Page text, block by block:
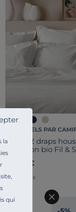
la
qui
ESSENTIELS PAR
Lot de 2 draps
cm coton bio Fil &
89,00 €
Français